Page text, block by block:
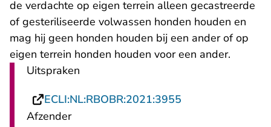
de verdachte op eigen terrein alleen gecastreerde
of gesteriliseerde volwassen honden houden en
mag hij geen honden houden bij een ander of op
eigen terrein honden houden voor een ander.
Uitspraken
ECLI:NL:RBOBR:2021:3955
Afzender